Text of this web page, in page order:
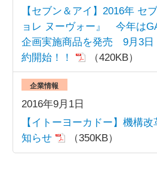
【セブン＆アイ】2016年 セ
ョレ ヌーヴォー』 今年は
企画実施商品を発売 9月3日
約開始！！
（420KB）
2016年9月1日
企業情報
【イトーヨーカドー】機構
知らせ
（350KB）